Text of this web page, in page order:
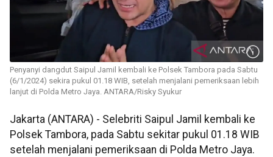
Penyanyi dangdut Saipul Jamil kembali ke Polsek Tambora pada Sabtu
(6/1/2024) sekira pukul 01.18 WIB, setelah menjalani pemeriksaan lebih
lanjut di Polda Metro Jaya. ANTARA/Risky Syukur
Jakarta (ANTARA) - Selebriti Saipul Jamil kembali ke
Polsek Tambora, pada Sabtu sekitar pukul 01.18 WIB
setelah menjalani pemeriksaan di Polda Metro Jaya.